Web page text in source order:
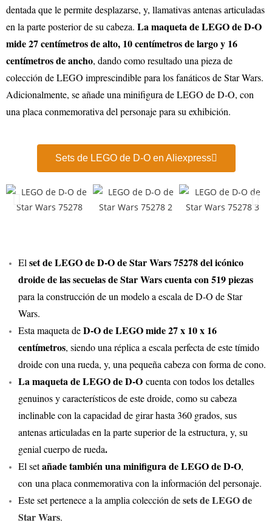
dentada que le permite desplazarse, y, llamativas antenas articuladas
en la parte posterior de su cabeza. La maqueta de LEGO de D-O
mide 27 centímetros de alto, 10 centímetros de largo y 16
centímetros de ancho, dando como resultado una pieza de
colección de LEGO imprescindible para los fanáticos de Star Wars.
Adicionalmente, se añade una minifigura de LEGO de D-O, con
una placa conmemorativa del personaje para su exhibición.
Sets de LEGO de D-O en Aliexpress
Elset de LEGO de D-O de Star Wars 75278 del icónico
droide de las secuelas de Star Wars cuenta con 519 piezas
para la construcción de un modelo a escala de D-O de Star
Wars.
Esta maqueta deD-O de LEGO mide 27 x 10 x 16
centímetros, siendo una réplica a escala perfecta de este tímido
droide con una rueda, y, una pequeña cabeza con forma de cono.
La maqueta de LEGO de D-O cuenta con todos los detalles
genuinos y característicos de este droide, como su cabeza
inclinable con la capacidad de girar hasta 360 grados, sus
antenas articuladas en la parte superior de la estructura, y, su
genial cuerpo de rueda.
El setañade también una minifigura de LEGO de D-O,
con una placa conmemorativa con la información del personaje.
Este set pertenece a la amplia colección desets de LEGO de
Star Wars.